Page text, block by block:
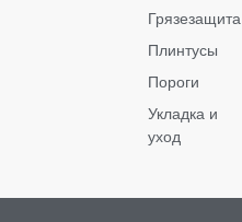
Грязезащита
Плинтусы
Пороги
Укладка и
уход